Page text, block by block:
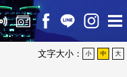
文字大小： 小 中 大